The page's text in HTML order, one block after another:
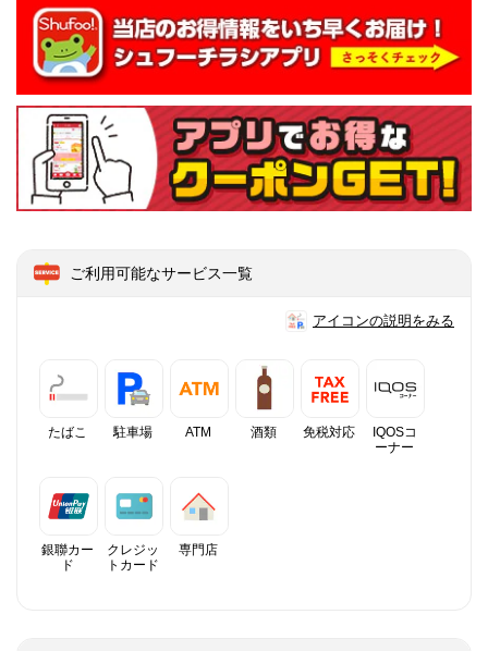
ご利用可能なサービス一覧
アイコンの説明をみる
たばこ 駐車場 ATM 酒類 免税対応
IQOSコ
ーナー
銀聯カー
ド
クレジッ
トカード
専門店